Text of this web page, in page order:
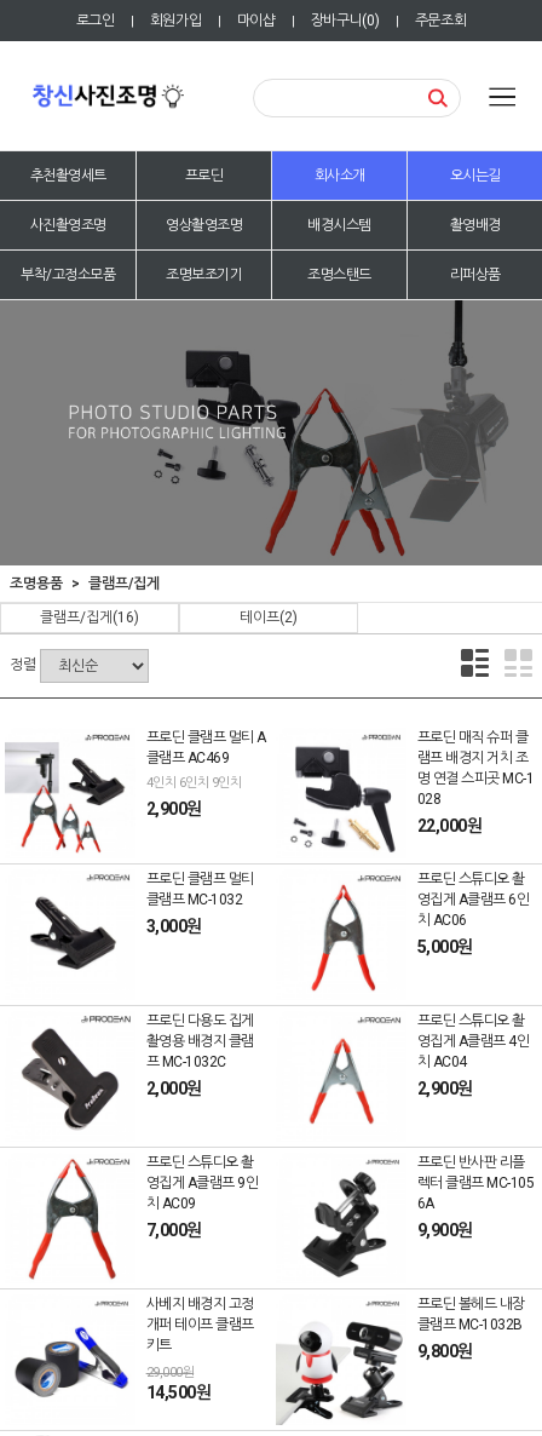
로그인 | 회원가입 | 마이샵 | 장바구니(0) | 주문조회
추천촬영세트 프로딘 회사소개 오시는길
사진촬영조명 영상촬영조명 배경시스템 촬영배경
부착/고정소모품 조명보조기기 조명스탠드 리퍼상품
조명용품
클램프/집게
클램프/집게 (16) 테이프(2)
정렬
프로딘 클램프 멀티 A
클램프 AC469
4인치 6인치 9인치
2,900원
프로딘 매직 슈퍼 클
램프 배경지 거치 조
명 연결 스피곳 MC-1
028
22,000원
프로딘 클램프 멀티
클램프 MC-1032
3,000원
프로딘 스튜디오 촬
영집게 A클램프 6인
치 AC06
5,000원
프로딘 다용도 집게
촬영용 배경지 클램
프 MC-1032C
2,000원
프로딘 스튜디오 촬
영집게 A클램프 4인
치 AC04
2,900원
프로딘 스튜디오 촬
영집게 A클램프 9인
치 AC09
7,000원
프로딘 반사판 리플
렉터 클램프 MC-105
6A
9,900원
사베지 배경지 고정
개퍼 테이프 클램프
키트
29,000원
14,500원
프로딘 볼헤드 내장
클램프 MC-1032B
9,800원